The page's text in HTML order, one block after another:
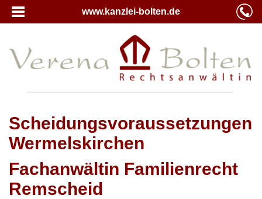
www.kanzlei-bolten.de
Scheidungsvoraussetzungen
Wermelskirchen
Fachanwältin Familienrecht
Remscheid